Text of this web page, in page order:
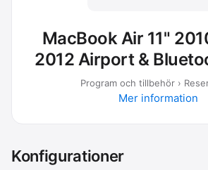
MacBook Air 11"
2012 Airport &
Program och tillbehör ›
Mer information
Konfigurationer